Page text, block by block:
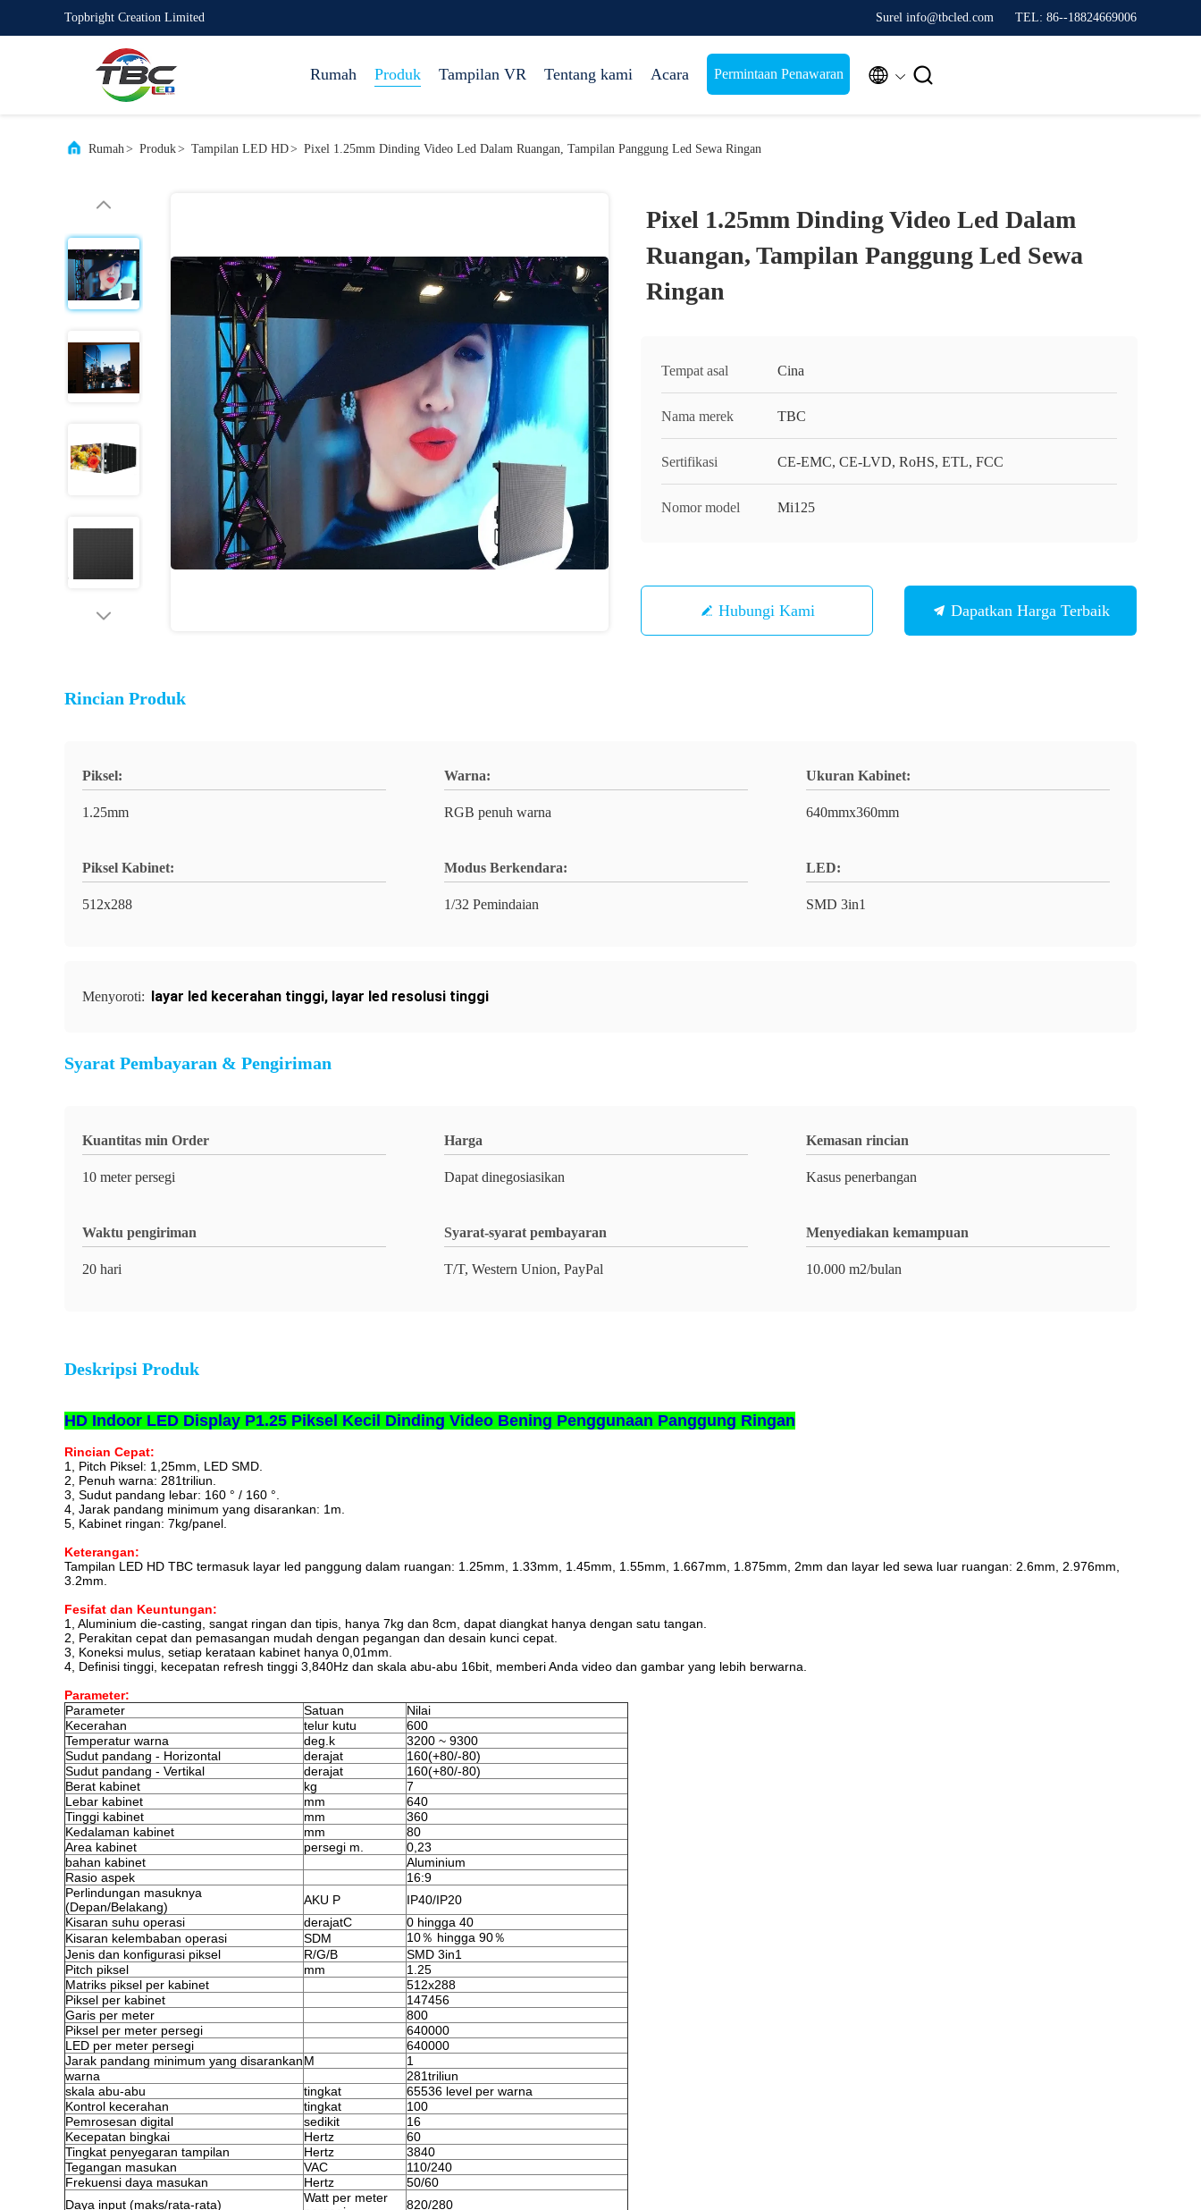
Topbright Creation Limited Surel info@tbcled.com TEL: 86--18824669006
Rumah Produk Tampilan VR Tentang kami Acara Permintaan Penawaran  
Rumah> Produk> Tampilan LED HD> Pixel 1.25mm Dinding Video Led Dalam Ruangan, Tampilan Panggung Led Sewa Ringan
Pixel 1.25mm Dinding Video Led Dalam
Ruangan, Tampilan Panggung Led Sewa
Ringan
Tempat asal Cina
Nama merek TBC
Sertifikasi CE-EMC, CE-LVD, RoHS, ETL, FCC
Nomor model Mi125
Hubungi Kami Dapatkan Harga Terbaik
Rincian Produk
Piksel:
1.25mm
Warna:
RGB penuh warna
Ukuran Kabinet:
640mmx360mm
Piksel Kabinet:
512x288
Modus Berkendara:
1/32 Pemindaian
LED:
SMD 3in1
Menyoroti: layar led kecerahan tinggi, layar led resolusi tinggi
Syarat Pembayaran & Pengiriman
Kuantitas min Order
10 meter persegi
Harga
Dapat dinegosiasikan
Kemasan rincian
Kasus penerbangan
Waktu pengiriman
20 hari
Syarat-syarat pembayaran
T/T, Western Union, PayPal
Menyediakan kemampuan
10.000 m2/bulan
Deskripsi Produk
HD Indoor LED Display P1.25 Piksel Kecil Dinding Video Bening Penggunaan Panggung Ringan
Rincian Cepat:
1, Pitch Piksel: 1,25mm, LED SMD.
2, Penuh warna: 281triliun.
3, Sudut pandang lebar: 160 ° / 160 °.
4, Jarak pandang minimum yang disarankan: 1m.
5, Kabinet ringan: 7kg/panel.
Keterangan:
Tampilan LED HD TBC termasuk layar led panggung dalam ruangan: 1.25mm, 1.33mm, 1.45mm, 1.55mm, 1.667mm, 1.875mm, 2mm dan layar led sewa luar ruangan: 2.6mm, 2.976mm,
3.2mm.
Fesifat dan Keuntungan:
1, Aluminium die-casting, sangat ringan dan tipis, hanya 7kg dan 8cm, dapat diangkat hanya dengan satu tangan.
2, Perakitan cepat dan pemasangan mudah dengan pegangan dan desain kunci cepat.
3, Koneksi mulus, setiap kerataan kabinet hanya 0,01mm.
4, Definisi tinggi, kecepatan refresh tinggi 3,840Hz dan skala abu-abu 16bit, memberi Anda video dan gambar yang lebih berwarna.
Parameter:
Parameter
Satuan
Nilai
Kecerahan
telur kutu
600
Temperatur warna
deg.k
3200 ~ 9300
Sudut pandang - Horizontal
derajat
160(+80/-80)
Sudut pandang - Vertikal
derajat
160(+80/-80)
Berat kabinet
kg
7
Lebar kabinet
mm
640
Tinggi kabinet
mm
360
Kedalaman kabinet
mm
80
Area kabinet
persegi m.
0,23
bahan kabinet
Aluminium
Rasio aspek
16:9
Perlindungan masuknya
(Depan/Belakang)
AKU P
IP40/IP20
Kisaran suhu operasi
derajatC
0 hingga 40
Kisaran kelembaban operasi
SDM
10％ hingga 90％
Jenis dan konfigurasi piksel
R/G/B
SMD 3in1
Pitch piksel
mm
1.25
Matriks piksel per kabinet
512x288
Piksel per kabinet
147456
Garis per meter
800
Piksel per meter persegi
640000
LED per meter persegi
640000
Jarak pandang minimum yang disarankanM
1
warna
281triliun
skala abu-abu
tingkat
65536 level per warna
Kontrol kecerahan
tingkat
100
Pemrosesan digital
sedikit
16
Kecepatan bingkai
Hertz
60
Tingkat penyegaran tampilan
Hertz
3840
Tegangan masukan
VAC
110/240
Frekuensi daya masukan
Hertz
50/60
Daya input (maks/rata-rata)
Watt per meter
820/280